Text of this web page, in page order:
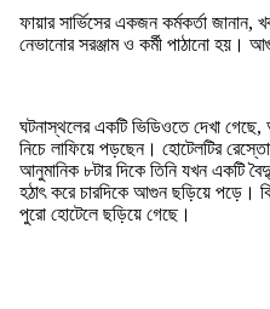
ফায়ার সার্ভিসের একজন কর্মকর্তা
নেভানোর সরঞ্জাম ও কর্মী পাঠানো হয়।
ঘটনাস্থলের একটি ভিডিওতে দেখা
নিচে লাফিয়ে পড়ছেন। হোটেলটির
আনুমানিক ৮টার দিকে তিনি যখন একটি
হঠাৎ করে চারদিকে আগুন ছড়িয়ে পড়ে।
পুরো হোটেলে ছড়িয়ে গেছে।